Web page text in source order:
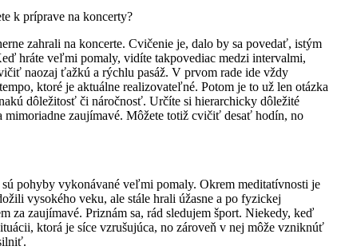
k príprave na koncerty?
zahrali na koncerte. Cvičenie je, dalo by sa povedať, istým
hráte veľmi pomaly, vidíte takpovediac medzi intervalmi,
naozaj ťažkú a rýchlu pasáž. V prvom rade ide vždy
ktoré je aktuálne realizovateľné. Potom je to už len otázka
dôležitosť či náročnosť. Určíte si hierarchicky dôležité
mimoriadne zaujímavé. Môžete totiž cvičiť desať hodín, no
pohyby vykonávané veľmi pomaly. Okrem meditatívnosti je
vysokého veku, ale stále hrali úžasne a po fyzickej
za zaujímavé. Priznám sa, rád sledujem šport. Niekedy, keď
ktorá je síce vzrušujúca, no zároveň v nej môže vzniknúť